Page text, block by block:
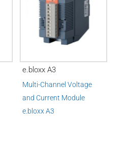
e.bloxx A3
Multi-Channel Voltage
and Current Module
e.bloxx A3